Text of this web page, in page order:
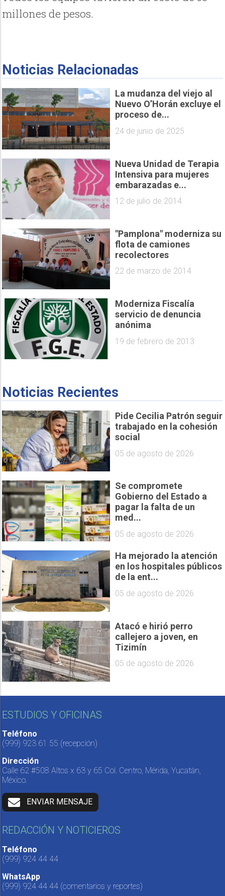
millones de pesos.
Noticias Relacionadas
La mudanza del viejo al
Nuevo O’Horán excluye el
proceso de...
24 de junio de 2025
Nueva Unidad de Terapia
Intensiva para mujeres
embarazadas e...
12 de julio de 2014
"Pamplona" moderniza su
flota de camiones
recolectores
22 de marzo de 2014
Moderniza Fiscalía
servicio de denuncia
anónima
19 de febrero de 2013
Noticias Recientes
Pide Cecilia Patrón seguir
trabajado en la cohesión
social
05 de agosto de 2026
Se compromete
Gobierno del Estado a
pagar la falta de un
med...
05 de agosto de 2026
Ha mejorado la atención
en los hospitales públicos
de la ent...
05 de agosto de 2026
Atacó e hirió perro
callejero a joven, en
Tizimín
05 de agosto de 2026
ESTUDIOS Y OFICINAS
Teléfono
(999) 923 61 55 (recepción)
Dirección
Calle 62 #508 Altos x 63 y 65 Col. Centro, Mérida, Yucatán,
México.
ENVIAR MENSAJE
REDACCIÓN Y NOTICIEROS
Teléfono
(999) 924 44 44
WhatsApp
(999) 924 44 44 (comentarios y reportes)